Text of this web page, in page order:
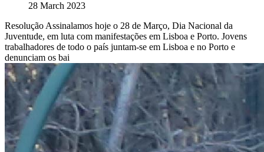
28 March 2023
Resolução Assinalamos hoje o 28 de Março, Dia Nacional da
Juventude, em luta com manifestações em Lisboa e Porto. Jovens
trabalhadores de todo o país juntam-se em Lisboa e no Porto e
denunciam os bai